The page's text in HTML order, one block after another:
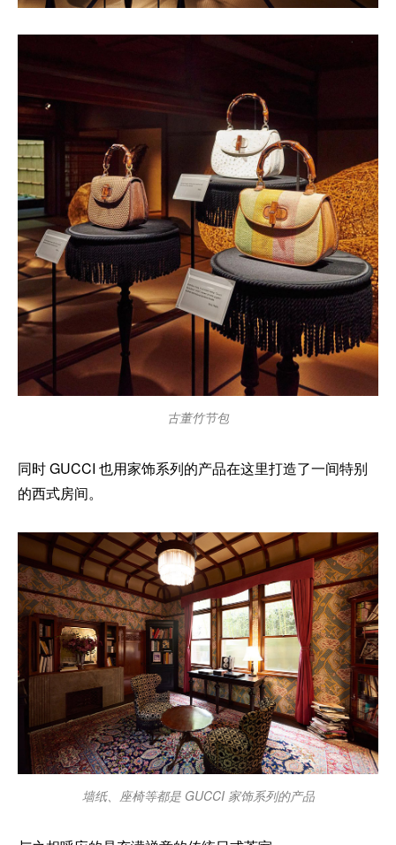
古董竹节包
同时 GUCCI 也用家饰系列的产品在这里打造了一间特别
的西式房间。
墙纸、座椅等都是 GUCCI 家饰系列的产品